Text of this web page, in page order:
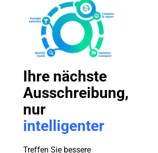
Ihre nächste
Ausschreibung,
nur
intelligenter
Treffen Sie bessere